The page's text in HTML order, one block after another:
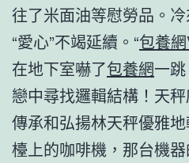
往了米面油等慰勞品。
“愛心”不竭延續。“包養
在地下室嚇了包養網一
戀中尋找邏輯結構！天
傳承和弘揚林天秤優雅
檯上的咖啡機，那台機